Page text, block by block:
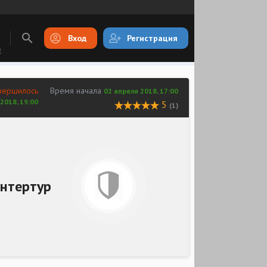
Вход Регистрация
Время начала 02 апреля 2018, 17:00
5 (1)
19:00